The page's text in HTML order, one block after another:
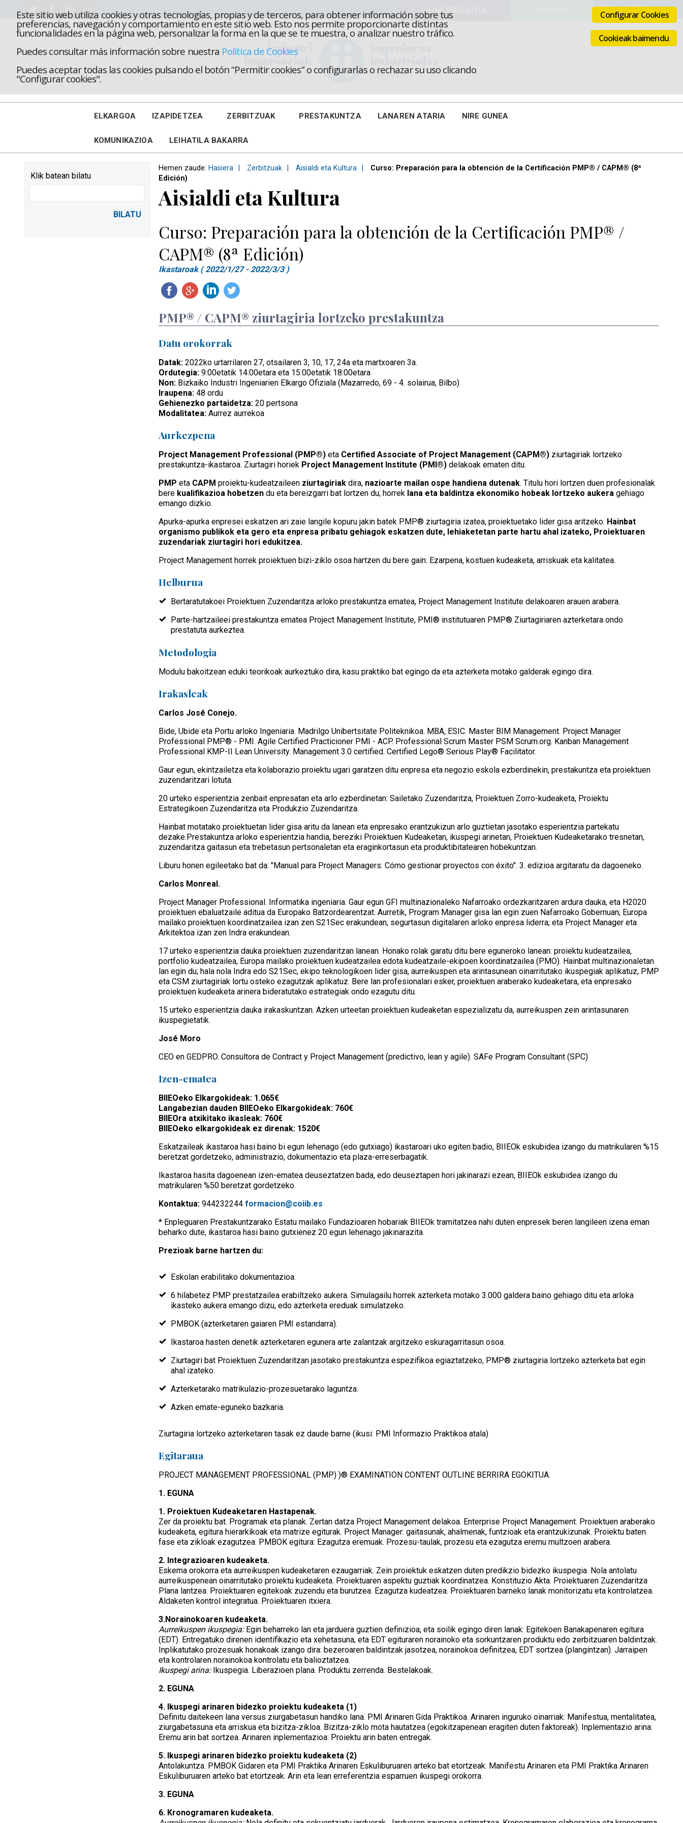
Este sitio web utiliza cookies y otras tecnologías, propias y de terceros, para obtener información sobre tus
preferencias, navegación y comportamiento en este sitio web. Esto nos permite proporcionarte distintas
funcionalidades en la página web, personalizar la forma en la que se te muestra, o analizar nuestro tráfico.
Puedes consultar más información sobre nuestra Política de Cookies
Puedes aceptar todas las cookies pulsando el botón “Permitir cookies” o configurarlas o rechazar su uso clicando
"Configurar cookies".
Configurar Cookies
Cookieak baimendu
ELKARGOA IZAPIDETZEA ZERBITZUAK PRESTAKUNTZA LANAREN ATARIA NIRE GUNEA
KOMUNIKAZIOA LEIHATILA BAKARRA
Hemen zaude: Hasiera Zerbitzuak Aisialdi eta Kultura
Curso: Preparación para la obtención de la Certificación PMP® / CAPM® (8ª
Edición)
Aisialdi eta Kultura
Curso: Preparación para la obtención de la Certificación PMP® /
CAPM® (8ª Edición)
Ikastaroak ( 2022/1/27 - 2022/3/3 )
PMP® / CAPM® ziurtagiria lortzeko prestakuntza
Datu orokorrak
Datak: 2022ko urtarrilaren 27, otsailaren 3, 10, 17, 24a eta martxoaren 3a.
Ordutegia: 9:00etatik 14:00etara eta 15:00etatik 18:00etara
Non: Bizkaiko Industri Ingeniarien Elkargo Ofiziala (Mazarredo, 69 - 4. solairua, Bilbo)
Iraupena: 48 ordu
Gehienezko partaidetza: 20 pertsona
Modalitatea: Aurrez aurrekoa
Aurkezpena
Project Management Professional (PMP®) eta Certified Associate of Project Management (CAPM®) ziurtagiriak lortzeko
prestakuntza-ikastaroa. Ziurtagiri horiek Project Management Institute (PMI®) delakoak ematen ditu.
PMP eta CAPM proiektu-kudeatzaileen ziurtagiriak dira, nazioarte mailan ospe handiena dutenak. Titulu hori lortzen duen profesionalak
bere kualifikazioa hobetzen du eta bereizgarri bat lortzen du; horrek lana eta baldintza ekonomiko hobeak lortzeko aukera gehiago
emango dizkio.
Apurka-apurka enpresei eskatzen ari zaie langile kopuru jakin batek PMP® ziurtagiria izatea, proiektuetako lider gisa aritzeko. Hainbat
organismo publikok eta gero eta enpresa pribatu gehiagok eskatzen dute, lehiaketetan parte hartu ahal izateko, Proiektuaren
zuzendariak ziurtagiri hori edukitzea.
Project Management horrek proiektuen bizi-ziklo osoa hartzen du bere gain: Ezarpena, kostuen kudeaketa, arriskuak eta kalitatea.
Helburua
Bertaratutakoei Proiektuen Zuzendaritza arloko prestakuntza ematea, Project Management Institute delakoaren arauen arabera.
Parte-hartzaileei prestakuntza ematea Project Management Institute, PMI® institutuaren PMP® Ziurtagiriaren azterketara ondo
prestatuta aurkeztea.
Metodologia
Modulu bakoitzean eduki teorikoak aurkeztuko dira, kasu praktiko bat egingo da eta azterketa motako galderak egingo dira.
Irakasleak
Carlos José Conejo.
Bide, Ubide eta Portu arloko Ingeniaria. Madrilgo Unibertsitate Politeknikoa. MBA, ESIC. Master BIM Management. Project Manager
Professional PMP® - PMI. Agile Certified Practicioner PMI - ACP. Professional Scrum Master PSM Scrum.org. Kanban Management
Professional KMP-II Lean University. Management 3.0 certified. Certified Lego® Serious Play® Facilitator.
Gaur egun, ekintzailetza eta kolaborazio proiektu ugari garatzen ditu enpresa eta negozio eskola ezberdinekin, prestakuntza eta proiektuen
zuzendaritzari lotuta.
20 urteko esperientzia zenbait enpresatan eta arlo ezberdinetan: Sailetako Zuzendaritza, Proiektuen Zorro-kudeaketa, Proiektu
Estrategikoen Zuzendaritza eta Produkzio Zuzendaritza.
Hainbat motatako proiektuetan lider gisa aritu da lanean eta enpresako erantzukizun arlo guztietan jasotako esperientzia partekatu
dezake.Prestakuntza arloko esperientzia handia, bereziki Proiektuen Kudeaketan, ikuspegi arinetan, Proiektuen Kudeaketarako tresnetan,
zuzendaritza gaitasun eta trebetasun pertsonaletan eta eraginkortasun eta produktibitatearen hobekuntzan.
Liburu honen egileetako bat da: "Manual para Project Managers: Cómo gestionar proyectos con éxito". 3. edizioa argitaratu da dagoeneko.
Carlos Monreal.
Project Manager Professional. Informatika ingeniaria. Gaur egun GFI multinazionaleko Nafarroako ordezkaritzaren ardura dauka, eta H2020
proiektuen ebaluatzaile aditua da Europako Batzordearentzat. Aurretik, Program Manager gisa lan egin zuen Nafarroako Gobernuan; Europa
mailako proiektuen koordinatzailea izan zen S21Sec erakundean, segurtasun digitalaren arloko enpresa liderra; eta Project Manager eta
Arkitektoa izan zen Indra erakundean.
17 urteko esperientzia dauka proiektuen zuzendaritzan lanean. Honako rolak garatu ditu bere eguneroko lanean: proiektu kudeatzailea,
portfolio kudeatzailea, Europa mailako proiektuen kudeatzailea edota kudeatzaile-ekipoen koordinatzailea (PMO). Hainbat multinazionaletan
lan egin du; hala nola Indra edo S21Sec, ekipo teknologikoen lider gisa, aurreikuspen eta arintasunean oinarritutako ikuspegiak aplikatuz, PMP
eta CSM ziurtagiriak lortu osteko ezagutzak aplikatuz. Bere lan profesionalari esker, proiektuen araberako kudeaketara, eta enpresako
proiektuen kudeaketa arinera bideratutako estrategiak ondo ezagutu ditu.
15 urteko esperientzia dauka irakaskuntzan. Azken urteetan proiektuen kudeaketan espezializatu da, aurreikuspen zein arintasunaren
ikuspegietatik.
José Moro
CEO en GEDPRO. Consultora de Contract y Project Management (predictivo, lean y agile). SAFe Program Consultant (SPC)
Izen-ematea
BIIEOeko Elkargokideak: 1.065€
Langabezian dauden BIIEOeko Elkargokideak: 760€
BIIEOra atxikitako ikasleak: 760€
BIIEOeko elkargokideak ez direnak: 1520€
Eskatzaileak ikastaroa hasi baino bi egun lehenago (edo gutxiago) ikastaroari uko egiten badio, BIIEOk eskubidea izango du matrikularen %15
beretzat gordetzeko, administrazio, dokumentazio eta plaza-erreserbagatik.
Ikastaroa hasita dagoenean izen-ematea deuseztatzen bada, edo deuseztapen hori jakinarazi ezean, BIIEOk eskubidea izango du
matrikularen %50 beretzat gordetzeko.
Kontaktua: 944232244 formacion@coiib.es
* Enpleguaren Prestakuntzarako Estatu mailako Fundazioaren hobariak BIIEOk tramitatzea nahi duten enpresek beren langileen izena eman
beharko dute, ikastaroa hasi baino gutxienez 20 egun lehenago jakinarazita.
Prezioak barne hartzen du:
Eskolan erabilitako dokumentazioa.
6 hilabetez PMP prestatzailea erabiltzeko aukera. Simulagailu horrek azterketa motako 3.000 galdera baino gehiago ditu eta arloka
ikasteko aukera emango dizu, edo azterketa ereduak simulatzeko.
PMBOK (azterketaren gaiaren PMI estandarra).
Ikastaroa hasten denetik azterketaren egunera arte zalantzak argitzeko eskuragarritasun osoa.
Ziurtagiri bat Proiektuen Zuzendaritzan jasotako prestakuntza espezifikoa egiaztatzeko, PMP® ziurtagiria lortzeko azterketa bat egin
ahal izateko.
Azterketarako matrikulazio-prozesuetarako laguntza.
Azken emate-eguneko bazkaria.
Ziurtagiria lortzeko azterketaren tasak ez daude barne (ikusi: PMI Informazio Praktikoa atala)
Egitaraua
PROJECT MANAGEMENT PROFESSIONAL (PMP) )® EXAMINATION CONTENT OUTLINE BERRIRA EGOKITUA.
1. EGUNA
1. Proiektuen Kudeaketaren Hastapenak.
Zer da proiektu bat. Programak eta planak. Zertan datza Project Management delakoa. Enterprise Project Management. Proiektuen araberako
kudeaketa, egitura hierarkikoak eta matrize egiturak. Project Manager: gaitasunak, ahalmenak, funtzioak eta erantzukizunak. Proiektu baten
fase eta zikloak ezagutzea. PMBOK egitura: Ezagutza eremuak. Prozesu-taulak, prozesu eta ezagutza eremu multzoen arabera.
2. Integrazioaren kudeaketa.
Eskema orokorra eta aurreikuspen kudeaketaren ezaugarriak. Zein proiektuk eskatzen duten predikzio bidezko ikuspegia. Nola antolatu
aurreikuspenean oinarritutako proiektu kudeaketa. Proiektuaren aspektu guztiak koordinatzea. Konstituzio Akta. Proiektuaren Zuzendaritza
Plana lantzea. Proiektuaren egitekoak zuzendu eta burutzea. Ezagutza kudeatzea. Proiektuaren barneko lanak monitorizatu eta kontrolatzea.
Aldaketen kontrol integratua. Proiektuaren itxiera.
3.Norainokoaren kudeaketa.
Aurreikuspen ikuspegia:Egin beharreko lan eta jarduera guztien definizioa, eta soilik egingo diren lanak: Egitekoen Banakapenaren egitura
(EDT). Entregatuko direnen identifikazio eta xehetasuna, eta EDT egituraren norainoko eta sorkuntzaren produktu edo zerbitzuaren baldintzak.
Inplikatutako prozesuak honakoak izango dira: bezeroaren baldintzak jasotzea, norainokoa definitzea, EDT sortzea (plangintzan). Jarraipen
eta kontrolaren norainokoa kontrolatu eta balioztatzea.
Ikuspegi arina:Ikuspegia. Liberazioen plana. Produktu zerrenda. Bestelakoak.
2. EGUNA
4. Ikuspegi arinaren bidezko proiektu kudeaketa (1)
Definitu daitekeen lana versus ziurgabetasun handiko lana. PMI Arinaren Gida Praktikoa. Arinaren inguruko oinarriak: Manifestua, mentalitatea,
ziurgabetasuna eta arriskua eta bizitza-zikloa. Bizitza-ziklo mota hautatzea (egokitzapenean eragiten duten faktoreak). Inplementazio arina:
Eremu arin bat sortzea. Arinaren inplementazioa: Proiektu arin baten entregak.
5. Ikuspegi arinaren bidezko proiektu kudeaketa (2)
Antolakuntza. PMBOK Gidaren eta PMI Praktika Arinaren Eskuliburuaren arteko bat etortzeak. Manifestu Arinaren eta PMI Praktika Arinaren
Eskuliburuaren arteko bat etortzeak. Arin eta lean erreferentzia esparruen ikuspegi orokorra.
3. EGUNA
6. Kronogramaren kudeaketa.
Klik batean bilatu